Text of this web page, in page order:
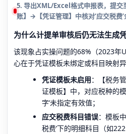
5. 导出XML/Excel格式申报表，提交
账】→【凭证管理】中核对‘应交税费
为什么计提单审核后仍无法生成凭
该现象占实操问题的68%（2023年
心在于凭证模板未绑定或科目映射异
凭证模板未启用：【税务
证模板】中，对应税种的模
字’未指定有效值；
应交税费科目错误：模板
税费’下的明细科目（如